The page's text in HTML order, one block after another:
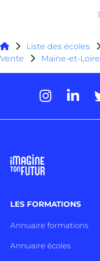
1
Liste des écoles
Vente
Maine-et-Loire
LES FORMATIONS
Annuaire formations
Annuaire écoles